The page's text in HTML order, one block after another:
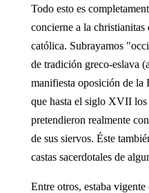
Todo esto es
concierne a la
católica. Subrayamos
de tradición greco-eslava
manifiesta oposición de la
que hasta el siglo XVII los
pretendieron realmente
de sus siervos. Éste
castas sacerdotales de
Entre otros, estaba